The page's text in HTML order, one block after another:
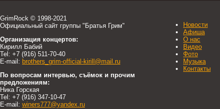
GrimRock © 1998-2021
Официальный сайт группы "Братья Грим"
Организация концертов:
Кирилл Бабий
Tel: +7 (916) 511-70-40
E-mail: brothers_grim-official-kirill@mail.ru
По вопросам интервью, съёмок и прочим
предложениям:
Ника Горская
Tel: +7 (916) 347-10-47
E-mail: winers777@yandex.ru
Новости
Афиша
О нас
Видео
Фото
Музыка
Контакты